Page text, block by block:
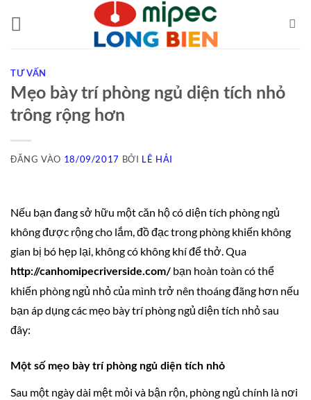
qua
dung
TƯ VẤN
Mẹo bày trí phòng ngủ diện tích nhỏ
trông rộng hơn
ĐĂNG VÀO 18/09/2017 BỞI LÊ HẢI
Nếu bạn đang sở hữu một căn hộ có diện tích phòng ngủ
không được rộng cho lắm, đồ đạc trong phòng khiến không
gian bị bó hẹp lại, không có không khí để thở. Qua
http://canhomipecriverside.com/ bạn hoàn toàn có thể
khiến phòng ngủ nhỏ của mình trở nên thoáng đãng hơn nếu
bạn áp dụng các mẹo bày trí phòng ngủ diện tích nhỏ sau
đây:
Một số mẹo bày trí phòng ngủ diện tích nhỏ
Sau một ngày dài mệt mỏi và bận rộn, phòng ngủ chính là nơi